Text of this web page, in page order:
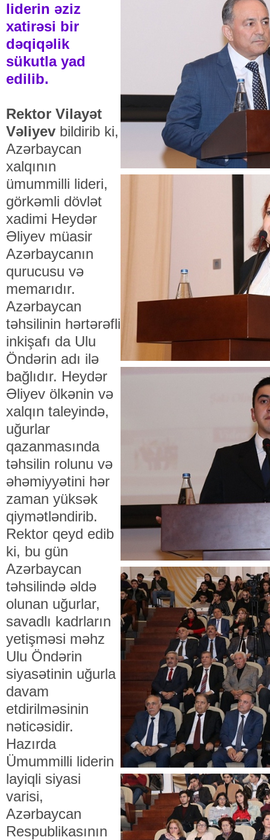
liderin əziz
xatirəsi bir
dəqiqəlik
sükutla yad
edilib.
Rektor Vilayət
Vəliyev bildirib ki,
Azərbaycan
xalqının
ümummilli lideri,
görkəmli dövlət
xadimi Heydər
Əliyev müasir
Azərbaycanın
qurucusu və
memarıdır.
Azərbaycan
təhsilinin hərtərəfli
inkişafı da Ulu
Öndərin adı ilə
bağlıdır. Heydər
Əliyev ölkənin və
xalqın taleyində,
uğurlar
qazanmasında
təhsilin rolunu və
əhəmiyyətini hər
zaman yüksək
qiymətləndirib.
Rektor qeyd edib
ki, bu gün
Azərbaycan
təhsilində əldə
olunan uğurlar,
savadlı kadrların
yetişməsi məhz
Ulu Öndərin
siyasətinin uğurla
davam
etdirilməsinin
nəticəsidir.
Hazırda
Ümummilli liderin
layiqli siyasi
varisi,
Azərbaycan
Respublikasının